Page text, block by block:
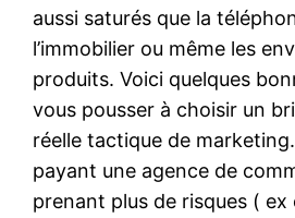
aussi saturés que la
l’immobilier ou même les
produits. Voici quelques
vous pousser à choisir un
réelle tactique de
payant une agence de
prenant plus de risques (